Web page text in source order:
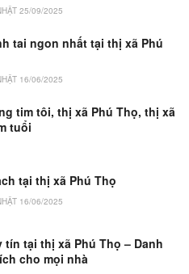
25/09/2025
tai ngon nhất tại thị xã Phú
16/06/2025
tim tôi, thị xã Phú Thọ, thị xã
tuổi
tại thị xã Phú Thọ
16/06/2025
tín tại thị xã Phú Thọ – Danh
cho mọi nhà